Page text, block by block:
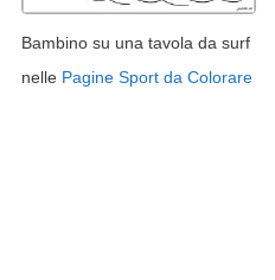
Bambino su una tavola da surf
nelle Pagine Sport da Colorare